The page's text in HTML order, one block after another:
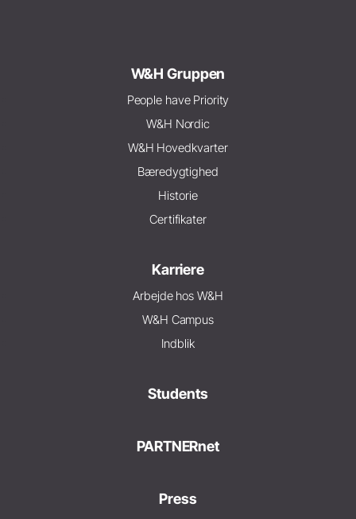
W&H Gruppen
People have Priority
W&H Nordic
W&H Hovedkvarter
Bæredygtighed
Historie
Certifikater
Karriere
Arbejde hos W&H
W&H Campus
Indblik
Students
PARTNERnet
Press